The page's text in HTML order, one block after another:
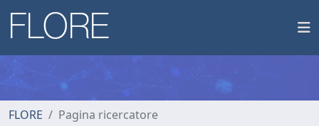
FLORE Pagina ricercatore